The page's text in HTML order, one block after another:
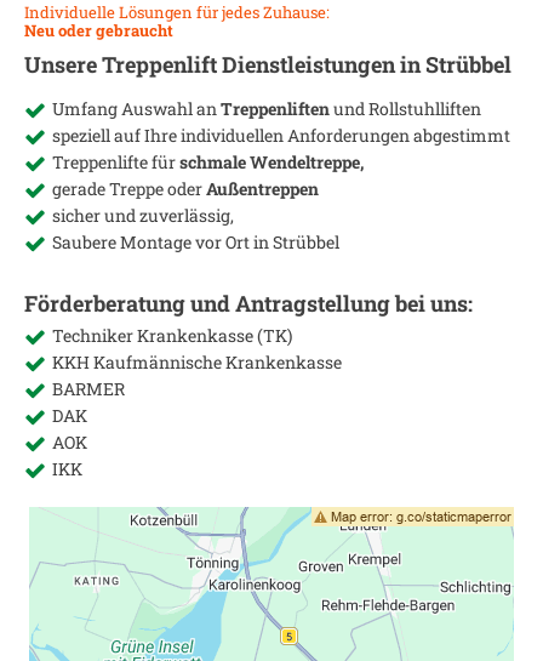
Individuelle Lösungen für jedes Zuhause:
Neu oder gebraucht
Unsere Treppenlift Dienstleistungen inStrübbel
Umfang Auswahl anTreppenliftenund Rollstuhlliften
speziell auf Ihre individuellen Anforderungen abgestimmt
Treppenlifte fürschmale Wendeltreppe,
gerade Treppe oderAußentreppen
sicher und zuverlässig,
Saubere Montage vor Ort inStrübbel
Förderberatung und Antragstellung bei uns:
Techniker Krankenkasse (TK)
KKH Kaufmännische Krankenkasse
BARMER
DAK
AOK
IKK